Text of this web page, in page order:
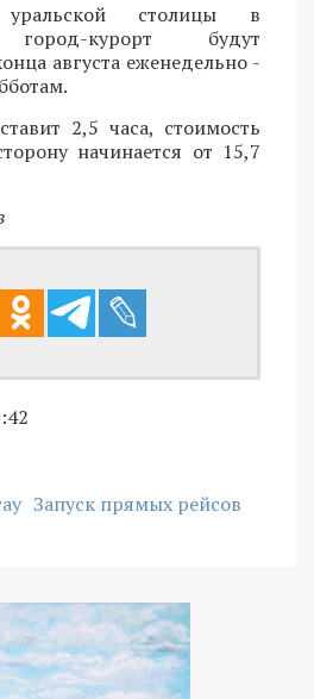
столицы в
город-курорт будут
августа еженедельно -
2,5 часа, стоимость
начинается от 15,7
Запуск прямых рейсов